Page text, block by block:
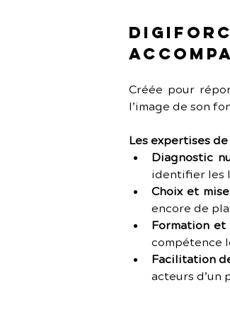
Créée pour
l’image de son
Les expertises
Diagnostic
identifier les
Choix et
encore de
Formation
compétence
Facilitation
acteurs